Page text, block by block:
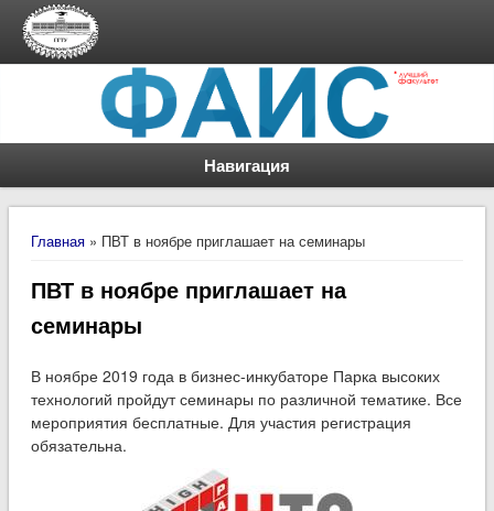
Навигация
Вы здесь
Главная» ПВТ в ноябре приглашает на семинары
ПВТ в ноябре приглашает на
семинары
В ноябре 2019 года в бизнес-инкубаторе Парка высоких
технологий пройдут семинары по различной тематике. Все
мероприятия бесплатные. Для участия регистрация
обязательна.